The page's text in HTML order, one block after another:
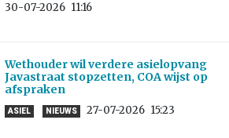
30-07-2026 11:16
Wethouder wil verdere asielopvang
Javastraat stopzetten, COA wijst op
afspraken
ASIEL NIEUWS 27-07-2026 15:23